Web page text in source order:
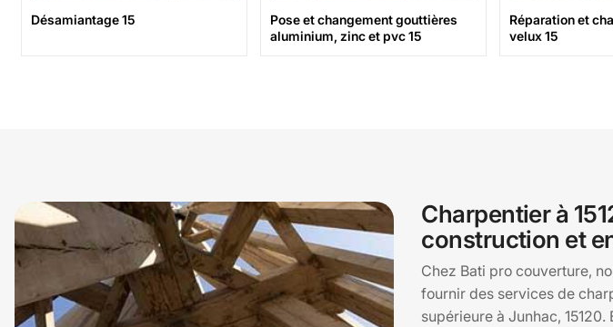
Désamiantage 15
Pose et changement gouttières
aluminium, zinc et pvc 15
Réparation et
velux 15
Charpentier à
construction et
Chez Bati pro couverture,
fournir des services de
supérieure à Junhac,